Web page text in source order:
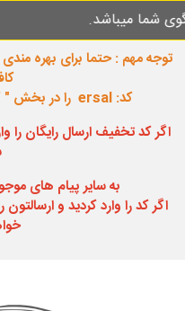
کد: ersal را در بخش " کدتخفیف دارید؟ " وارد کنید.
اگر کد تخفیف ارسال رایگان را
به سایر پیام های
اگر کد را وارد کردید و